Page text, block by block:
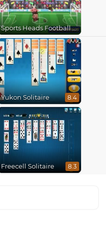
Sports Heads Football Championship 2016
Yukon Solitaire 8.4
Freecell Solitaire 8.3